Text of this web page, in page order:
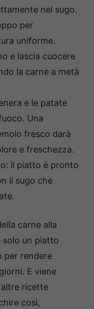
nel sugo.
per
uniforme.
e lascia cuocere
la carne a metà
e le patate
Una
fresco darà
e freschezza.
il piatto è pronto
il sugo che
carne alla
solo un piatto
per rendere
E viene
altre ricette
così,